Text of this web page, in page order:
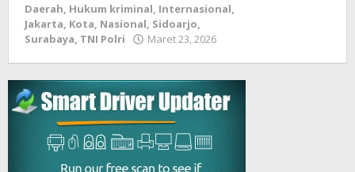
Daerah, Hukum kriminal, Internasional,
Jakarta, Kota, Nasional, Sidoarjo,
Surabaya, TNI Polri Maret 23, 2026